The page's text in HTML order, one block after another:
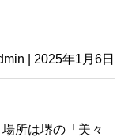
2025年1月6日
所は堺の「美々